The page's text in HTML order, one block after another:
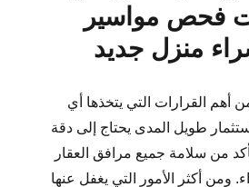
فحص مواسير
منزل جديد
أهم القرارات التي يتخذها أي
طويل المدى يحتاج إلى دقة
من سلامة جميع مرافق العقار
ومن أكثر الأمور التي يغفل عنها